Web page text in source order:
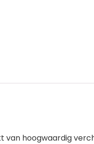
hoogwaardig